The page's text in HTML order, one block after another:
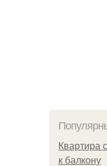
Квартира
к балкону